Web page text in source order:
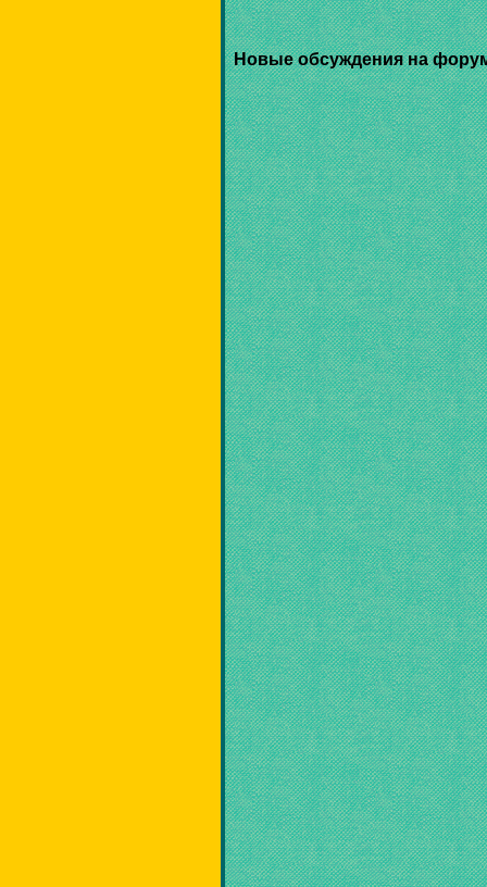
Новые обсуждения на